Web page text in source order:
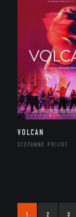
VOLCAN
STÉFANNE PRIJOT
1 2 3